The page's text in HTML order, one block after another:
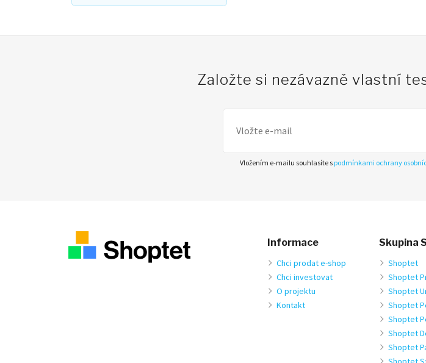
Založte si nezávazně vlastní
Vložením e-mailu souhlasíte s podmínkami ochrany
Informace
Chci prodat e-shop
Chci investovat
O projektu
Kontakt
Skupina
Shoptet
Shoptet
Shoptet
Shoptet
Shoptet
Shoptet
Shoptet